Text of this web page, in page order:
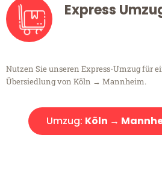
Express
Nutzen Sie unseren Express-Umzug für
Übersiedlung von Köln → Mannheim.
Umzug: Köln →